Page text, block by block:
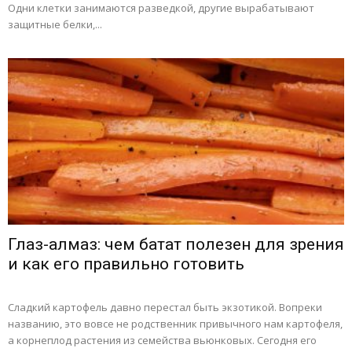
Одни клетки занимаются разведкой, другие вырабатывают
защитные белки,...
Глаз-алмаз: чем батат полезен для зрения
и как его правильно готовить
Сладкий картофель давно перестал быть экзотикой. Вопреки
названию, это вовсе не родственник привычного нам картофеля,
а корнеплод растения из семейства вьюнковых. Сегодня его